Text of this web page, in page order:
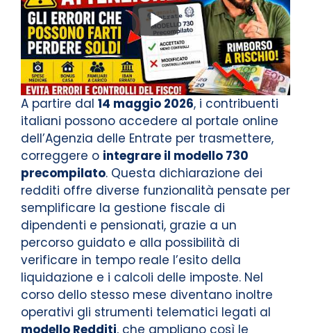
A partire dal 14 maggio 2026, i contribuenti
italiani possono accedere al portale online
dell’Agenzia delle Entrate per trasmettere,
correggere o integrare il modello 730
precompilato. Questa dichiarazione dei
redditi offre diverse funzionalità pensate per
semplificare la gestione fiscale di
dipendenti e pensionati, grazie a un
percorso guidato e alla possibilità di
verificare in tempo reale l’esito della
liquidazione e i calcoli delle imposte. Nel
corso dello stesso mese diventano inoltre
operativi gli strumenti telematici legati al